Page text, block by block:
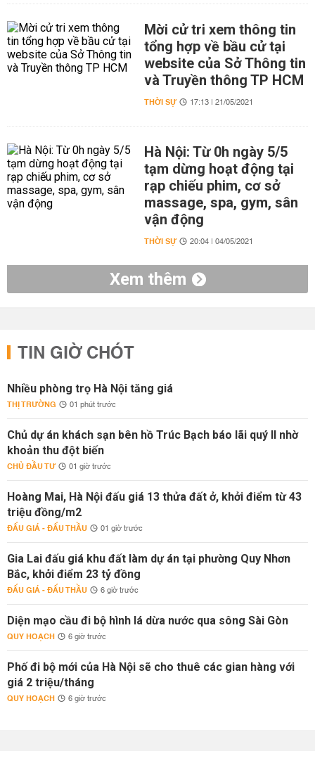
Mời cử tri xem thông tin
tổng hợp về bầu cử tại
website của Sở Thông tin
và Truyền thông TP HCM
THỜI SỰ 17:13 | 21/05/2021
Hà Nội: Từ 0h ngày 5/5
tạm dừng hoạt động tại
rạp chiếu phim, cơ sở
massage, spa, gym, sân
vận động
THỜI SỰ 20:04 | 04/05/2021
Xem thêm
TIN GIỜ CHÓT
Nhiều phòng trọ Hà Nội tăng giá
THỊ TRƯỜNG 01 phút trước
Chủ dự án khách sạn bên hồ Trúc Bạch báo lãi quý II nhờ
khoản thu đột biến
CHỦ ĐẦU TƯ 01 giờ trước
Hoàng Mai, Hà Nội đấu giá 13 thửa đất ở, khởi điểm từ 43
triệu đồng/m2
ĐẤU GIÁ - ĐẤU THẦU 01 giờ trước
Gia Lai đấu giá khu đất làm dự án tại phường Quy Nhơn
Bắc, khởi điểm 23 tỷ đồng
ĐẤU GIÁ - ĐẤU THẦU 6 giờ trước
Diện mạo cầu đi bộ hình lá dừa nước qua sông Sài Gòn
QUY HOẠCH 6 giờ trước
Phố đi bộ mới của Hà Nội sẽ cho thuê các gian hàng với
giá 2 triệu/tháng
QUY HOẠCH 6 giờ trước